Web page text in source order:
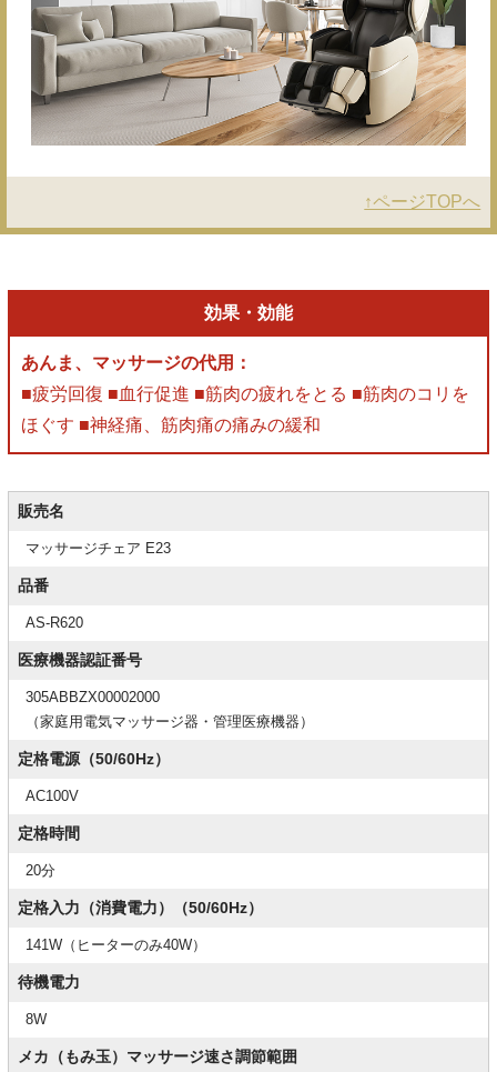
↑ページTOPへ
効果・効能
あんま、マッサージの代用：
■疲労回復 ■血行促進 ■筋肉の疲れをとる ■筋肉のコリを
ほぐす ■神経痛、筋肉痛の痛みの緩和
販売名
マッサージチェア E23
品番
AS-R620
医療機器認証番号
305ABBZX00002000
（家庭用電気マッサージ器・管理医療機器）
定格電源（50/60Hz）
AC100V
定格時間
20分
定格入力（消費電力）（50/60Hz）
141W（ヒーターのみ40W）
待機電力
8W
メカ（もみ玉）マッサージ速さ調節範囲